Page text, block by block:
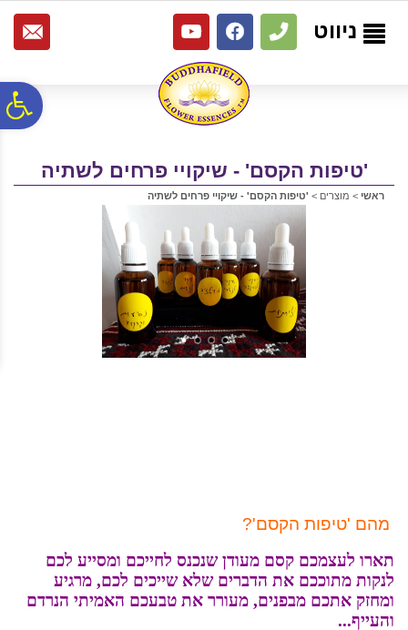
נגישות
אתר
המרכזי
ניווט
'טיפות הקסם' - שיקויי פרחים לשתיה
ראשי > מוצרים > 'טיפות הקסם' - שיקויי פרחים לשתיה
מהם 'טיפות הקסם'?
תארו לעצמכם קסם מעודן שנכנס לחייכם ומסייע לכם
לנקות מתוככם את הדברים שלא שייכים לכם, מרגיע
ומחזק אתכם מבפנים, מעורר את טבעכם האמיתי הנרדם
והעייף...